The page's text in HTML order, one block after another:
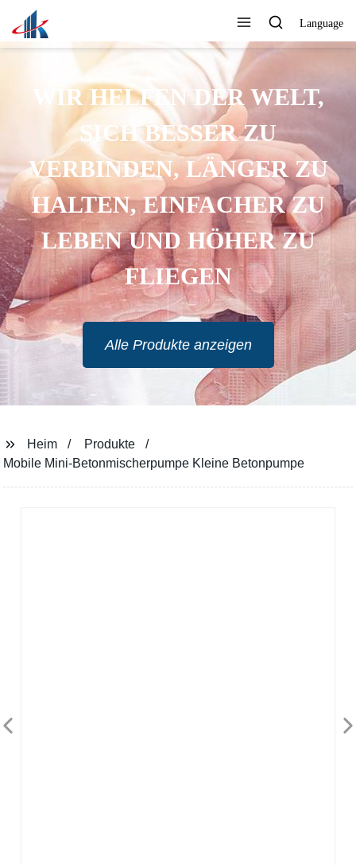
Language
WIR HELFEN DER WELT,
SICH BESSER ZU
VERBINDEN, LÄNGER ZU
HALTEN, EINFACHER ZU
LEBEN UND HÖHER ZU
FLIEGEN
Alle Produkte anzeigen
Heim
Produkte
Mobile Mini-Betonmischerpumpe Kleine Betonpumpe